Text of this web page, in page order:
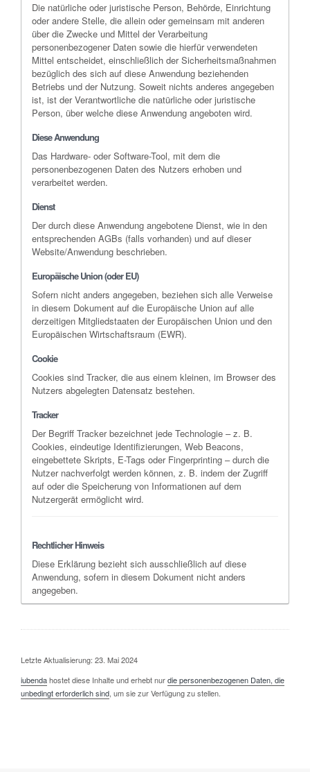
Die natürliche oder juristische Person, Behörde, Einrichtung
oder andere Stelle, die allein oder gemeinsam mit anderen
über die Zwecke und Mittel der Verarbeitung
personenbezogener Daten sowie die hierfür verwendeten
Mittel entscheidet, einschließlich der Sicherheitsmaßnahmen
bezüglich des sich auf diese Anwendung beziehenden
Betriebs und der Nutzung. Soweit nichts anderes angegeben
ist, ist der Verantwortliche die natürliche oder juristische
Person, über welche diese Anwendung angeboten wird.
Diese Anwendung
Das Hardware- oder Software-Tool, mit dem die
personenbezogenen Daten des Nutzers erhoben und
verarbeitet werden.
Dienst
Der durch diese Anwendung angebotene Dienst, wie in den
entsprechenden AGBs (falls vorhanden) und auf dieser
Website/Anwendung beschrieben.
Europäische Union (oder EU)
Sofern nicht anders angegeben, beziehen sich alle Verweise
in diesem Dokument auf die Europäische Union auf alle
derzeitigen Mitgliedstaaten der Europäischen Union und den
Europäischen Wirtschaftsraum (EWR).
Cookie
Cookies sind Tracker, die aus einem kleinen, im Browser des
Nutzers abgelegten Datensatz bestehen.
Tracker
Der Begriff Tracker bezeichnet jede Technologie – z. B.
Cookies, eindeutige Identifizierungen, Web Beacons,
eingebettete Skripts, E-Tags oder Fingerprinting – durch die
Nutzer nachverfolgt werden können, z. B. indem der Zugriff
auf oder die Speicherung von Informationen auf dem
Nutzergerät ermöglicht wird.
Rechtlicher Hinweis
Diese Erklärung bezieht sich ausschließlich auf diese
Anwendung, sofern in diesem Dokument nicht anders
angegeben.
Letzte Aktualisierung: 23. Mai 2024
iubendahostet diese Inhalte und erhebt nurdie personenbezogenen Daten, die
unbedingt erforderlich sind , um sie zur Verfügung zu stellen.